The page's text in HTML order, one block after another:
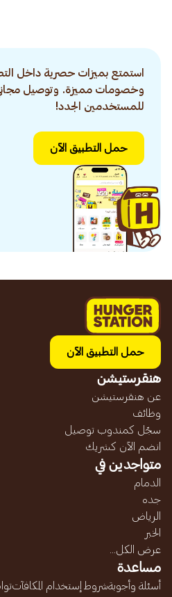
استمتع بميزات حصرية داخل
وخصومات مميزة. وتوصيل
للمستخدمين الجدد!
حمل التطبيق الآن
حمل التطبيق الآن
هنقرستيشن
عن هنقرستيشن
وظائف
سجّل كمندوب توصيل
انضم الآن كشريك
متواجدين في
الدمام
جده
الرياض
الخبر
عرض الكل...
مساعدة
أسئلة وأجوبةشروط إستخدام المكافآت